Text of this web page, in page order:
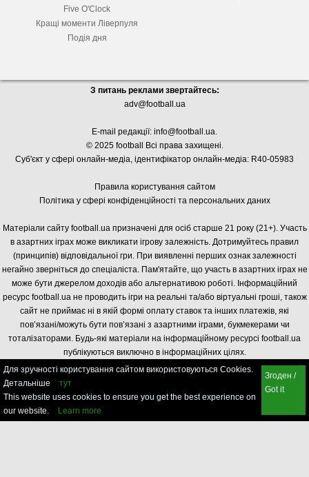
Five O'Clock
Кращі моменти Ліверпуля
Подія дня
З питань реклами звертайтесь:
adv@football.ua
E-mail редакції: info@football.ua.
© 2025 football Всі права захищені.
Суб'єкт у сфері онлайн-медіа, ідентифікатор онлайн-медіа: R40-05983
Правила користування сайтом
Політика у сфері конфіденційності та персональних даних
Матеріали сайту football.ua призначені для осіб старше 21 року (21+). Участь
в азартних іграх може викликати ігрову залежність. Дотримуйтесь правил
(принципів) відповідальної гри. При виявленні перших ознак залежності
негайно зверніться до спеціаліста. Пам'ятайте, що участь в азартних іграх не
може бути джерелом доходів або альтернативою роботі. Інформаційний
ресурс football.ua не проводить ігри на реальні та/або віртуальні гроші, також
сайт не приймає ні в якій формі оплату ставок та інших платежів, які
пов’язані/можуть бути пов’язані з азартними іграми, букмекерами чи
тоталізаторами. Будь-які матеріали на інформаційному ресурсі football.ua
публікуються виключно в інформаційних цілях.
Для зручності користування сайтом використовуються Cookies.
Детальніше
тут
This website uses cookies to ensure you get the best experience on
our website.
Learn more
Згоден /
Got it